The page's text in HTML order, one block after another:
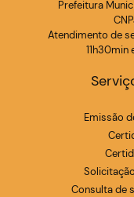
Prefeitura
Atendimento de
11h30min
Emissão
Consulta de